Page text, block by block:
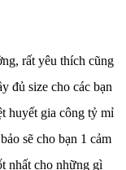
rất yêu thích cũng
đủ size cho các bạn
huyết gia công tỷ mỉ
sẽ cho bạn 1 cảm
nhất cho những gì